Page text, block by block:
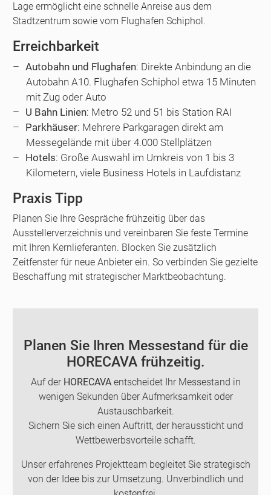
Lage ermöglicht eine schnelle Anreise aus dem
Stadtzentrum sowie vom Flughafen Schiphol.
Erreichbarkeit
Autobahn und Flughafen: Direkte Anbindung an die
Autobahn A10. Flughafen Schiphol etwa 15 Minuten
mit Zug oder Auto
U Bahn Linien: Metro 52 und 51 bis Station RAI
Parkhäuser: Mehrere Parkgaragen direkt am
Messegelände mit über 4.000 Stellplätzen
Hotels: Große Auswahl im Umkreis von 1 bis 3
Kilometern, viele Business Hotels in Laufdistanz
Praxis Tipp
Planen Sie Ihre Gespräche frühzeitig über das
Ausstellerverzeichnis und vereinbaren Sie feste Termine
mit Ihren Kernlieferanten. Blocken Sie zusätzlich
Zeitfenster für neue Anbieter ein. So verbinden Sie gezielte
Beschaffung mit strategischer Marktbeobachtung.
Planen Sie Ihren Messestand für die
HORECAVA frühzeitig.
Auf der HORECAVAentscheidet Ihr Messestand in
wenigen Sekunden über Aufmerksamkeit oder
Austauschbarkeit.
Sichern Sie sich einen Auftritt, der heraussticht und
Wettbewerbsvorteile schafft.
Unser erfahrenes Projektteam begleitet Sie strategisch
von der Idee bis zur Umsetzung. Unverbindlich und